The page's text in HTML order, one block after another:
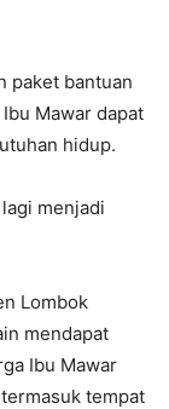
paket bantuan
Mawar dapat
hidup.
menjadi
Lombok
mendapat
Ibu Mawar
tempat